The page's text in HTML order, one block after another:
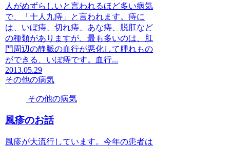
人がめずらしいと言われるほど多い病気
で、「十人九痔」と言われます。痔に
は、いぼ痔、切れ痔、あな痔、脱肛など
の種類がありますが、最も多いのは、肛
門周辺の静脈の血行が悪化して腫れもの
ができる、いぼ痔です。血行...
2013.05.29
その他の病気
その他の病気
風疹のお話
風疹が大流行しています。今年の患者は